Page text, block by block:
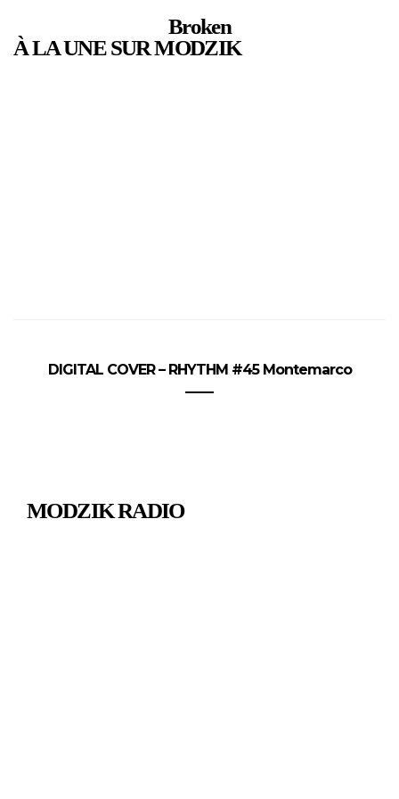
Broken
À LA UNE SUR MODZIK
DIGITAL COVER – RHYTHM #45 Montemarco
MODZIK RADIO